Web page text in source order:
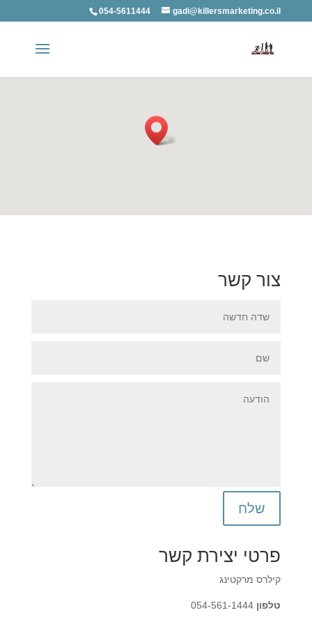
054-5611444 gadi@killersmarketing.co.il
צור קשר
שלח
פרטי יצירת קשר
קילרס מרקטינג
טלפון